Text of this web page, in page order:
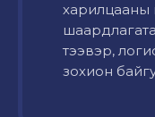
харилцааны
тээвэр,
зохион